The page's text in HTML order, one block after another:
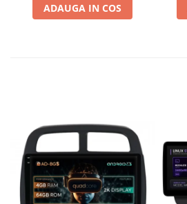
ADAUGA IN COS